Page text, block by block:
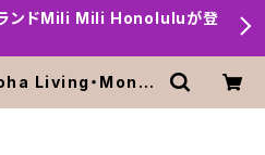
ンドMili Mili Honoluluが登
Living・Monst